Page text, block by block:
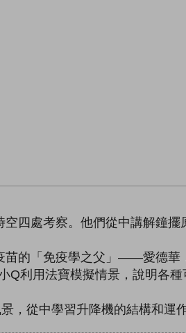
四處考察。他們從中講解鐘擺
苗的「免疫學之父」——愛德華
利用法寶模擬情景，說明各種
，從中學習升降機的結構和運作